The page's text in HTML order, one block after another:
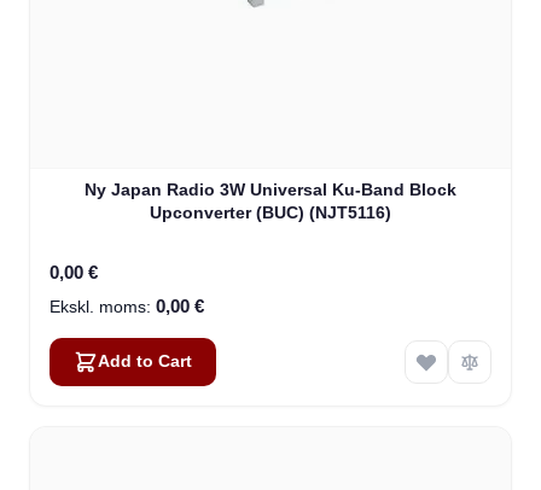
Ny Japan Radio 3W Universal Ku-Band Block
Upconverter (BUC) (NJT5116)
0,00 €
0,00 €
Add to Cart